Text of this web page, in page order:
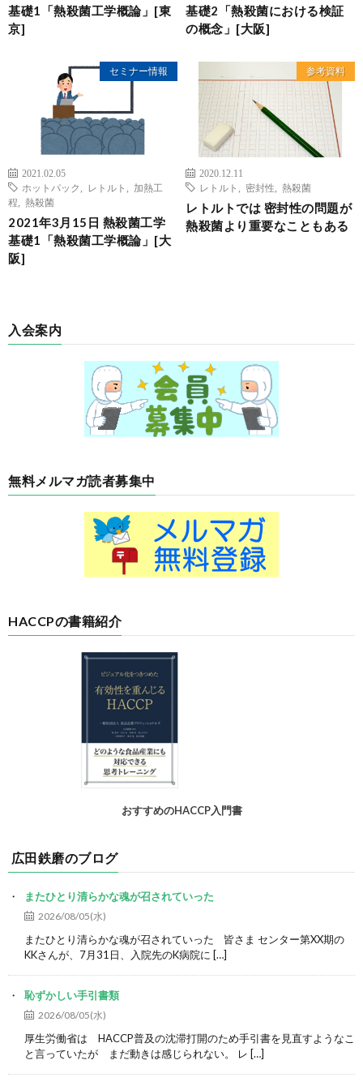
基礎1「熱殺菌工学概論」[東
京]
基礎2「熱殺菌における検証
の概念」[大阪]
セミナー情報
2021.02.05
ホットパック
レトルト
加熱工
程
熱殺菌
2021年3月15日 熱殺菌工学
基礎1「熱殺菌工学概論」[大
阪]
参考資料
2020.12.11
レトルト
密封性 熱殺菌
レトルトでは 密封性の問題が
熱殺菌より重要なこともある
入会案内
無料メルマガ読者募集中
HACCPの書籍紹介
おすすめのHACCP入門書
広田鉄磨のブログ
またひとり清らかな魂が召されていった
2026/08/05(水)
またひとり清らかな魂が召されていった 皆さま センター第XX期の
KKさんが、7月31日、入院先のK病院に […]
恥ずかしい手引書類
2026/08/05(水)
厚生労働省は HACCP普及の沈滞打開のため手引書を見直すようなこ
と言っていたが まだ動きは感じられない。 レ […]